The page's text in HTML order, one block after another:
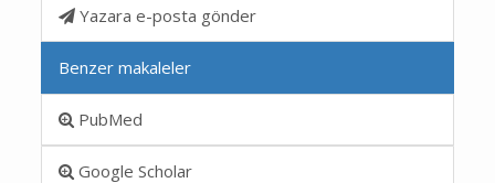
Yazara e-posta gönder
Benzer makaleler
PubMed
Google Scholar